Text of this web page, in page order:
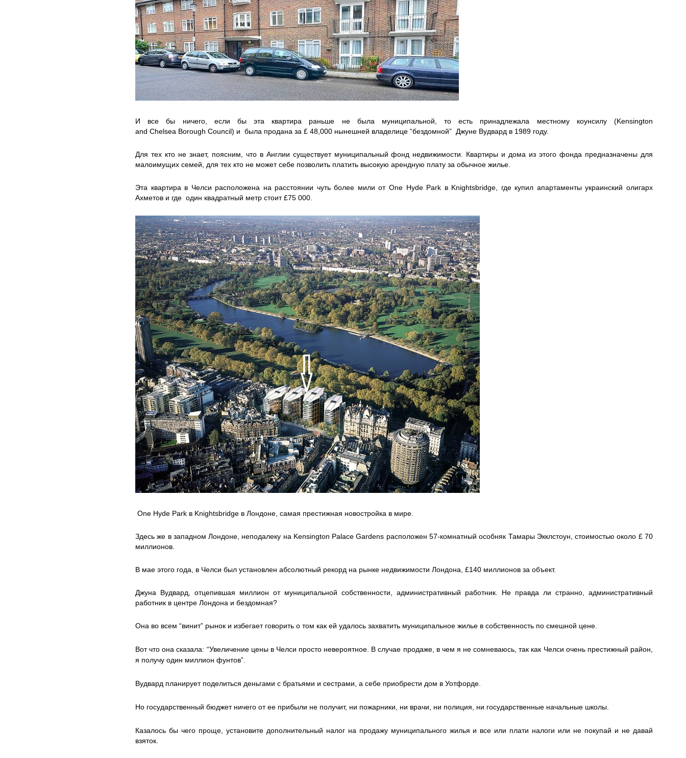
И все бы ничего, если бы эта квартира раньше не была муниципальной, то есть принадлежала местному коунсилу (Kensington
and Chelsea Borough Council) и была продана за £ 48,000 нынешней владелице “бездомной” Джуне Вудвард в 1989 году.
Для тех кто не знает, поясним, что в Англии существует муниципальный фонд недвижимости. Квартиры и дома из этого фонда предназначены для
малоимущих семей, для тех кто не может себе позволить платить высокую арендную плату за обычное жилье.
Эта квартира в Челси расположена на расстоянии чуть более мили от One Hyde Park в Knightsbridge, где купил апартаменты украинский олигарх
Ахметов и где один квадратный метр стоит £75 000.
One Hyde Park в Knightsbridge в Лондоне, самая престижная новостройка в мире.
Здесь же в западном Лондоне, неподалеку на Kensington Palace Gardens расположен 57-комнатный особняк Тамары Экклстоун, стоимостью около £ 70
миллионов.
В мае этого года, в Челси был установлен абсолютный рекорд на рынке недвижимости Лондона, £140 миллионов за объект.
Джуна Вудвард, отцепившая миллион от муниципальной собственности, административный работник. Не правда ли странно, административный
работник в центре Лондона и бездомная?
Она во всем “винит” рынок и избегает говорить о том как ей удалось захватить муниципальное жилье в собственность по смешной цене.
Вот что она сказала: “Увеличение цены в Челси просто невероятное. В случае продаже, в чем я не сомневаюсь, так как Челси очень престижный район,
я получу один миллион фунтов”.
Вудвард планирует поделиться деньгами с братьями и сестрами, а себе приобрести дом в Уотфорде.
Но государственный бюджет ничего от ее прибыли не получит, ни пожарники, ни врачи, ни полиция, ни государственные начальные школы.
Казалось бы чего проще, установите дополнительный налог на продажу муниципального жилья и все или плати налоги или не покупай и не давай
взяток.